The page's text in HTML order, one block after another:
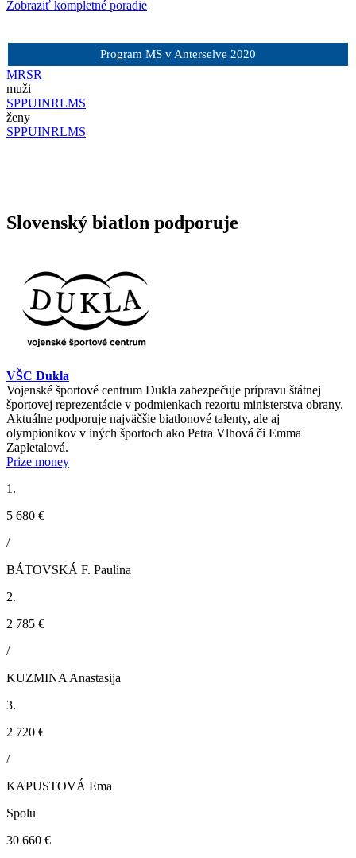
Zobraziť kompletné poradie
Program MS v Anterselve 2020
MRSR
muži
SPPUINRLMS
ženy
SPPUINRLMS
Slovenský biatlon podporuje
VŠC Dukla
Vojenské športové centrum Dukla zabezpečuje prípravu štátnej
športovej reprezentácie v podmienkach rezortu ministerstva obrany.
Aktuálne podporuje najväčšie biatlonové talenty, ale aj
olympionikov v iných športoch ako Petra Vlhová či Emma
Zapletalová.
Prize money
1.
5 680 €
/
BÁTOVSKÁ F. Paulína
2.
2 785 €
/
KUZMINA Anastasija
3.
2 720 €
/
KAPUSTOVÁ Ema
Spolu
30 660 €